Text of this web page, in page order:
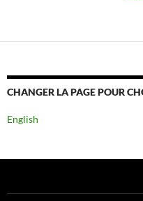
CHANGER LA PAGE POUR
English